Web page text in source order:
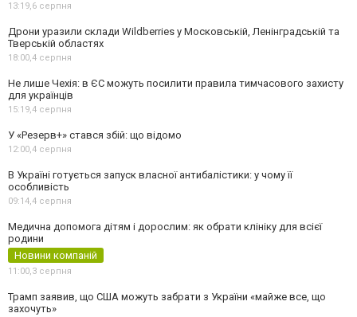
13:19,6 серпня
Дрони уразили склади Wildberries у Московській, Ленінградській та
Тверській областях
18:00,4 серпня
Не лише Чехія: в ЄС можуть посилити правила тимчасового захисту
для українців
15:19,4 серпня
У «Резерв+» стався збій: що відомо
12:00,4 серпня
В Україні готується запуск власної антибалістики: у чому її
особливість
09:14,4 серпня
Медична допомога дітям і дорослим: як обрати клініку для всієї
родини
Новини компаній
11:00,3 серпня
Трамп заявив, що США можуть забрати з України «майже все, що
захочуть»